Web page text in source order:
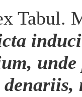
Tabul.